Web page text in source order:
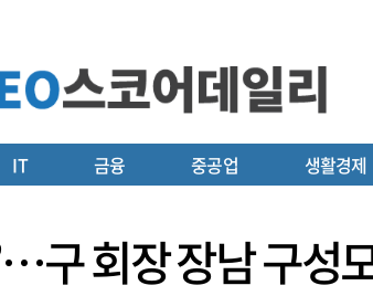
IT 금융 중공업 생활경제
구 회장 장남 구성